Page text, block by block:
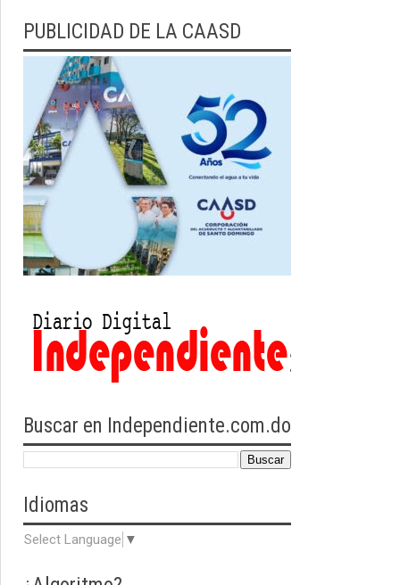
PUBLICIDAD DE LA CAASD
Buscar en Independiente.com.do
Idiomas
Select Language ▼